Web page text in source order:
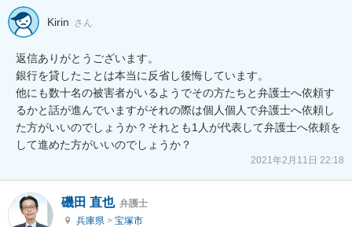
Kirin さん
返信ありがとうございます。
銀行を貸したことは本当に反省し後悔しています。
他にも数十名の被害者がいるようでその方たちと弁護士へ依頼す
るかと話が進んでいますがそれの際は個人個人で弁護士へ依頼し
た方がいいのでしょうか？それとも1人が代表して弁護士へ依頼を
して進めた方がいいのでしょうか？
2021年2月11日 22:18
磯田 直也 弁護士
兵庫県 > 宝塚市